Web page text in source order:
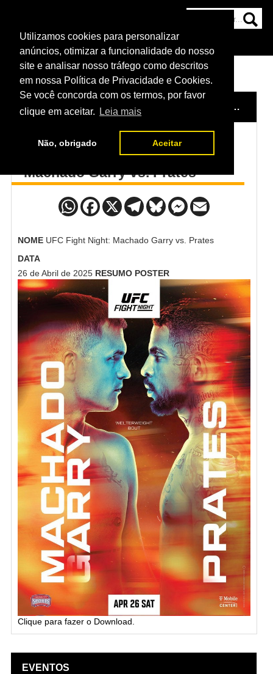
Utilizamos cookies para personalizar
anúncios, otimizar a funcionalidade do nosso
site e analisar nosso tráfego como descritos
em nossa Política de Privacidade e Cookies.
Se você concorda com os termos, por favor
clique em aceitar.
Leia mais
Não, obrigado Aceitar
NOTÍCIAS
HOME POSTERS DO UFC
Poster UFC Fight Night:
Machado Garry vs. Prates
NOMEUFC Fight Night: Machado Garry vs. Prates
DATA
26 de Abril de 2025 RESUMO POSTER
Clique para fazer o Download.
EVENTOS